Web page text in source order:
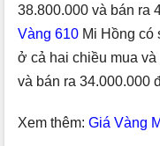
38.800.000 và bán ra
Vàng 610 Mi Hồng có
ở cả hai chiều mua
và bán ra 34.000.000
Xem thêm: Giá Vàng